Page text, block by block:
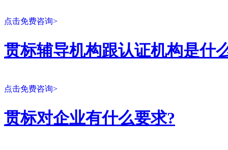
点击免费咨询>
贯标辅导机构跟认证机构是什
点击免费咨询>
贯标对企业有什么要求?